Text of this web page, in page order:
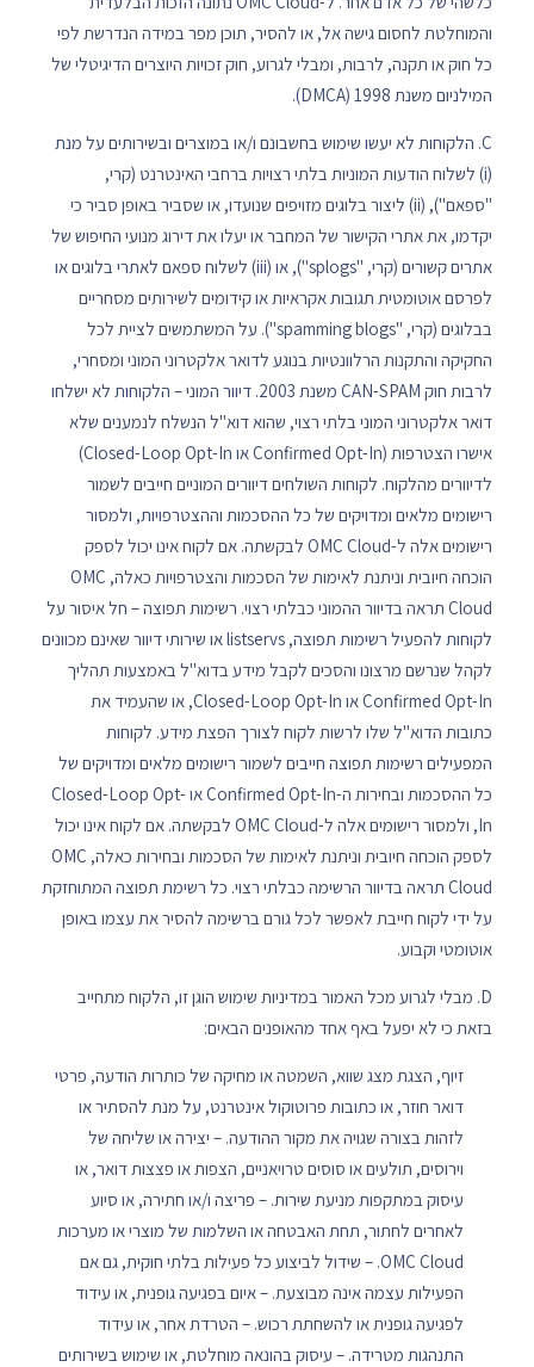
והמוחלטת לחסום גישה אל, או להסיר, תוכן מפר במידה הנדרשת לפי
כל חוק או תקנה, לרבות, ומבלי לגרוע, חוק זכויות היוצרים הדיגיטלי של
המילניום משנת 1998 (DMCA).
C. הלקוחות לא יעשו שימוש בחשבונם ו/או במוצרים ובשירותים על מנת
(i) לשלוח הודעות המוניות בלתי רצויות ברחבי האינטרנט (קרי,
"ספאם"), (ii) ליצור בלוגים מזויפים שנועדו, או שסביר באופן סביר כי
יקדמו, את אתרי הקישור של המחבר או יעלו את דירוג מנועי החיפוש של
אתרים קשורים (קרי, "splogs"), או (iii) לשלוח ספאם לאתרי בלוגים או
לפרסם אוטומטית תגובות אקראיות או קידומים לשירותים מסחריים
בבלוגים (קרי, "spamming blogs"). על המשתמשים לציית לכל
החקיקה והתקנות הרלוונטיות בנוגע לדואר אלקטרוני המוני ומסחרי,
לרבות חוק CAN-SPAM משנת 2003. דיוור המוני – הלקוחות לא ישלחו
דואר אלקטרוני המוני בלתי רצוי, שהוא דוא"ל הנשלח לנמענים שלא
אישרו הצטרפות (Confirmed Opt-In או Closed-Loop Opt-In)
לדיוורים מהלקוח. לקוחות השולחים דיוורים המוניים חייבים לשמור
רישומים מלאים ומדויקים של כל ההסכמות וההצטרפויות, ולמסור
רישומים אלה ל-OMC Cloud לבקשתה. אם לקוח אינו יכול לספק
הוכחה חיובית וניתנת לאימות של הסכמות והצטרפויות כאלה, OMC
Cloud תראה בדיוור ההמוני כבלתי רצוי. רשימות תפוצה – חל איסור על
לקוחות להפעיל רשימות תפוצה, listservs או שירותי דיוור שאינם מכוונים
לקהל שנרשם מרצונו והסכים לקבל מידע בדוא"ל באמצעות תהליך
Confirmed Opt-In או Closed-Loop Opt-In, או שהעמיד את
כתובות הדוא"ל שלו לרשות לקוח לצורך הפצת מידע. לקוחות
המפעילים רשימות תפוצה חייבים לשמור רישומים מלאים ומדויקים של
כל ההסכמות ובחירות ה-Confirmed Opt-In או Closed-Loop Opt-
In, ולמסור רישומים אלה ל-OMC Cloud לבקשתה. אם לקוח אינו יכול
לספק הוכחה חיובית וניתנת לאימות של הסכמות ובחירות כאלה, OMC
Cloud תראה בדיוור הרשימה כבלתי רצוי. כל רשימת תפוצה המתוחזקת
על ידי לקוח חייבת לאפשר לכל גורם ברשימה להסיר את עצמו באופן
אוטומטי וקבוע.
D. מבלי לגרוע מכל האמור במדיניות שימוש הוגן זו, הלקוח מתחייב
בזאת כי לא יפעל באף אחד מהאופנים הבאים:
זיוף, הצגת מצג שווא, השמטה או מחיקה של כותרות הודעה, פרטי
דואר חוזר, או כתובות פרוטוקול אינטרנט, על מנת להסתיר או
לזהות בצורה שגויה את מקור ההודעה. – יצירה או שליחה של
וירוסים, תולעים או סוסים טרויאניים, הצפות או פצצות דואר, או
עיסוק במתקפות מניעת שירות. – פריצה ו/או חתירה, או סיוע
לאחרים לחתור, תחת האבטחה או השלמות של מוצרי או מערכות
OMC Cloud. – שידול לביצוע כל פעילות בלתי חוקית, גם אם
הפעילות עצמה אינה מבוצעת. – איום בפגיעה גופנית, או עידוד
לפגיעה גופנית או להשחתת רכוש. – הטרדת אחר, או עידוד
התנהגות מטרידה. – עיסוק בהונאה מוחלטת, או שימוש בשירותים